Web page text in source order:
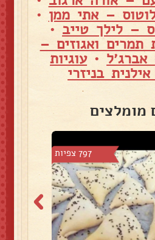
– אתי ממן •
– לילך טייב •
תמרים ואגוזים –
אברג׳ל •עוגיות
בניזרי
מומלצים
797 צפיות